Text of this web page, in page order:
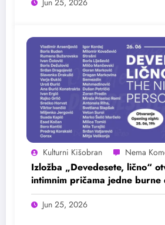
Jun 25, 2026
Kulturni Kišobran
Izložba „Devedesete, lično“
intimnim pričama jedne burne
Jun 25, 2026